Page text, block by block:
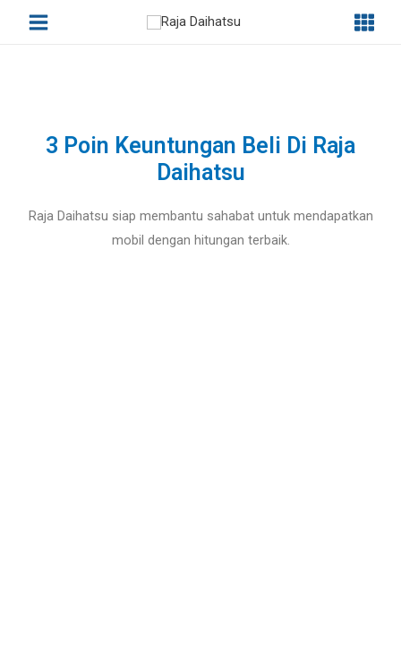
3 Poin Keuntungan Beli Di Raja
Daihatsu
Raja Daihatsu siap membantu sahabat untuk mendapatkan
mobil dengan hitungan terbaik.